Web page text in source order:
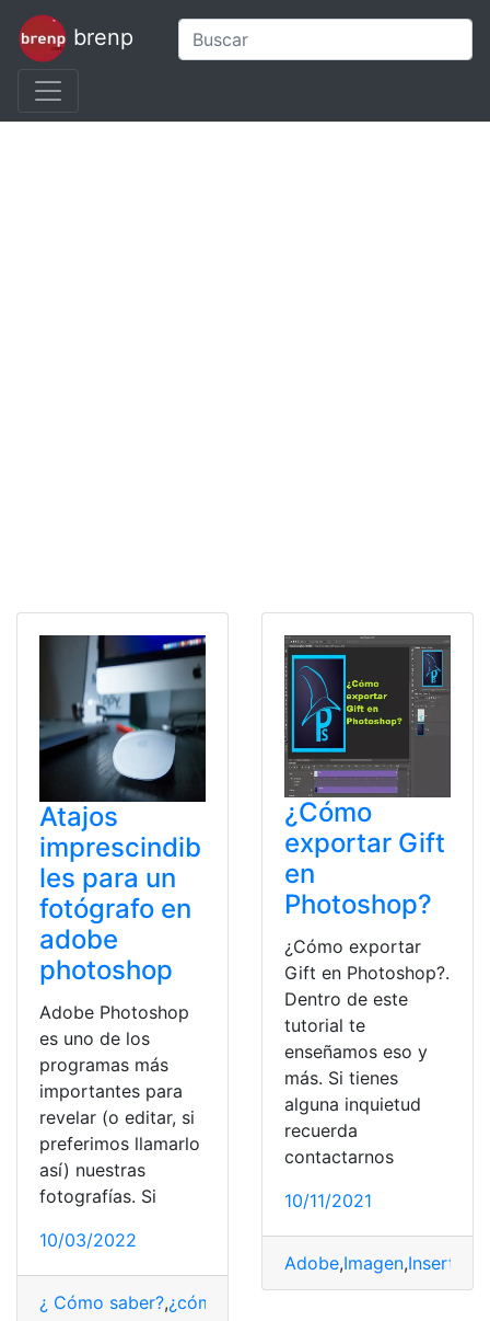
brenp
Atajos
imprescindib
les para un
fotógrafo en
adobe
photoshop
Adobe Photoshop
es uno de los
programas más
importantes para
revelar (o editar, si
preferimos llamarlo
así) nuestras
fotografías. Si
10/03/2022
¿ Cómo saber?,¿cómo lo hago?
¿Cómo
exportar Gift
en
Photoshop?
¿Cómo exportar
Gift en Photoshop?.
Dentro de este
tutorial te
enseñamos eso y
más. Si tienes
alguna inquietud
recuerda
contactarnos
10/11/2021
Adobe,Imagen,Insertar